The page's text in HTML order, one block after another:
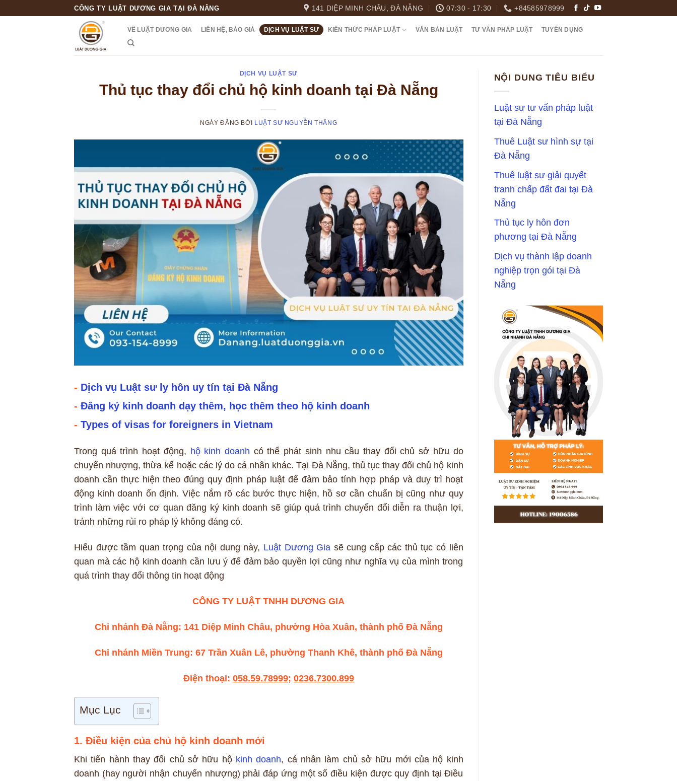
CÔNG TY LUẬT DƯƠNG GIA TẠI ĐÀ NẴNG 141 DIỆP MINH CHÂU, ĐÀ NẴNG 07:30 - 17:30 +84585978999
VỀ LUẬT DƯƠNG GIA LIÊN HỆ, BÁO GIÁ DỊCH VỤ LUẬT SƯ KIẾN THỨC PHÁP LUẬT VĂN BẢN LUẬT TƯ VẤN PHÁP LUẬT TUYỂN DỤNG
DỊCH VỤ LUẬT SƯ
Thủ tục thay đổi chủ hộ kinh doanh tại Đà Nẵng
NGÀY ĐĂNG BỞI LUẬT SƯ NGUYỄN THẮNG
- Dịch vụ Luật sư ly hôn uy tín tại Đà Nẵng
- Đăng ký kinh doanh dạy thêm, học thêm theo hộ kinh doanh
- Types of visas for foreigners in Vietnam
Trong quá trình hoạt động, hộ kinh doanh có thể phát sinh nhu cầu thay đổi chủ sở hữu do
chuyển nhượng, thừa kế hoặc các lý do cá nhân khác. Tại Đà Nẵng, thủ tục thay đổi chủ hộ kinh
doanh cần thực hiện theo đúng quy định pháp luật để đảm bảo tính hợp pháp và duy trì hoạt
động kinh doanh ổn định. Việc nắm rõ các bước thực hiện, hồ sơ cần chuẩn bị cũng như quy
trình làm việc với cơ quan đăng ký kinh doanh sẽ giúp quá trình chuyển đổi diễn ra thuận lợi,
tránh những rủi ro pháp lý không đáng có.
Hiểu được tầm quan trọng của nội dung này, Luật Dương Gia sẽ cung cấp các thủ tục có liên
quan mà các hộ kinh doanh cần lưu ý để đảm bảo quyền lợi cũng như nghĩa vụ của mình trong
quá trình thay đổi thông tin hoạt động
CÔNG TY LUẬT TNHH DƯƠNG GIA
Chi nhánh Đà Nẵng: 141 Diệp Minh Châu, phường Hòa Xuân, thành phố Đà Nẵng
Chi nhánh Miền Trung: 67 Trần Xuân Lê, phường Thanh Khê, thành phố Đà Nẵng
Điện thoại: 058.59.78999; 0236.7300.899
Mục Lục
1. Điều kiện của chủ hộ kinh doanh mới
Khi tiến hành thay đổi chủ sở hữu hộ kinh doanh, cá nhân làm chủ sở hữu mới của hộ kinh
doanh (hay người nhận chuyển nhượng) phải đáp ứng một số điều kiện được quy định tại Điều
NỘI DUNG TIÊU BIỂU
Luật sư tư vấn pháp luật
tại Đà Nẵng
Thuê Luật sư hình sự tại
Đà Nẵng
Thuê luật sư giải quyết
tranh chấp đất đai tại Đà
Nẵng
Thủ tục ly hôn đơn
phương tại Đà Nẵng
Dịch vụ thành lập doanh
nghiệp trọn gói tại Đà
Nẵng